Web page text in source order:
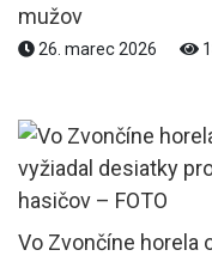
mužov
26. marec 2026
Vo Zvončíne horela